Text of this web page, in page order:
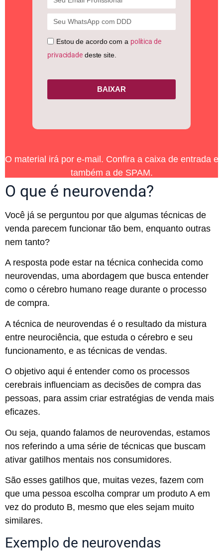
Estou de acordo com a política de
privacidadedeste site.
BAIXAR
O material irá por e-mail. Confira a caixa de entrada e
também a de SPAM.
O que é neurovenda?
Você já se perguntou por que algumas técnicas de
venda parecem funcionar tão bem, enquanto outras
nem tanto?
A resposta pode estar na técnica conhecida como
neurovendas, uma abordagem que busca entender
como o cérebro humano reage durante o processo
de compra.
A técnica de neurovendas é o resultado da mistura
entre neurociência, que estuda o cérebro e seu
funcionamento, e as técnicas de vendas.
O objetivo aqui é entender como os processos
cerebrais influenciam as decisões de compra das
pessoas, para assim criar estratégias de venda mais
eficazes.
Ou seja, quando falamos de neurovendas, estamos
nos referindo a uma série de técnicas que buscam
ativar gatilhos mentais nos consumidores.
São esses gatilhos que, muitas vezes, fazem com
que uma pessoa escolha comprar um produto A em
vez do produto B, mesmo que eles sejam muito
similares.
Exemplo de neurovendas